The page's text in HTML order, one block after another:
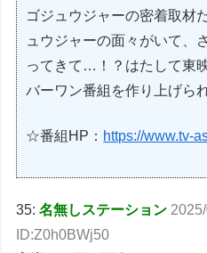
ゴジュウジャーの密着取材
ュウジャーの面々がいて、
ってきて…！？はたして東
バーワン番組を作り上げら
☆番組HP： https://www.tv-
35:名無しステーション
ID:Z0h0BWj50